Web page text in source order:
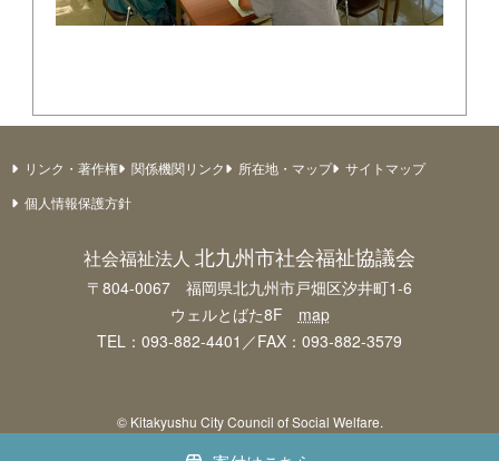
リンク・著作権 関係機関リンク 所在地・マップ
サイトマップ
個人情報保護方針
社会福祉法人 北九州市社会福祉協議会
〒804-0067 福岡県北九州市戸畑区汐井町1-6
ウェルとばた8F map
TEL：093-882-4401／FAX：093-882-3579
© Kitakyushu City Council of Social Welfare.